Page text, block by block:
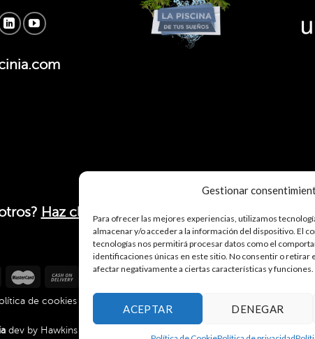
Gestionar
Para ofrecer las mejores experiencias, utilizamos
almacenar y/o acceder a la información del dispositivo. El
tecnologías nos permitirá procesar datos como el
identificaciones únicas en este sitio. No consentir o retirar
afectar negativamente a ciertas características y funciones.
ACEPTAR DENEGAR
Haz click aquí.
de cookies
dev by Hawkins